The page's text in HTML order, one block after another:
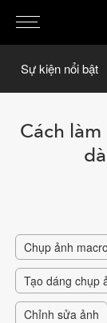
Sự kiện nổi bật
Cách
Chụp ảnh macro
Tạo dáng chụp
Chỉnh sửa ảnh